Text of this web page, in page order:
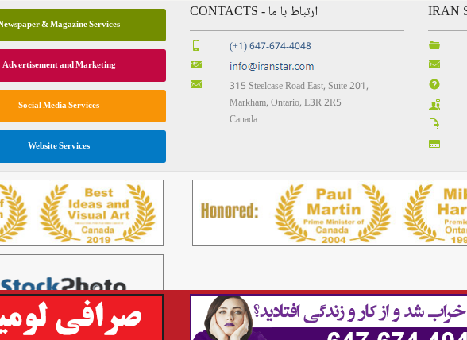
& Magazine Services
Advertisement and Marketing
Social Media Services
Website Services
CONTACTS - ارتباط با ما
(+1) 647-674-4048
315 Steelcase Road East, Suite 201,
Markham, Ontario, L3R 2R5
Canada